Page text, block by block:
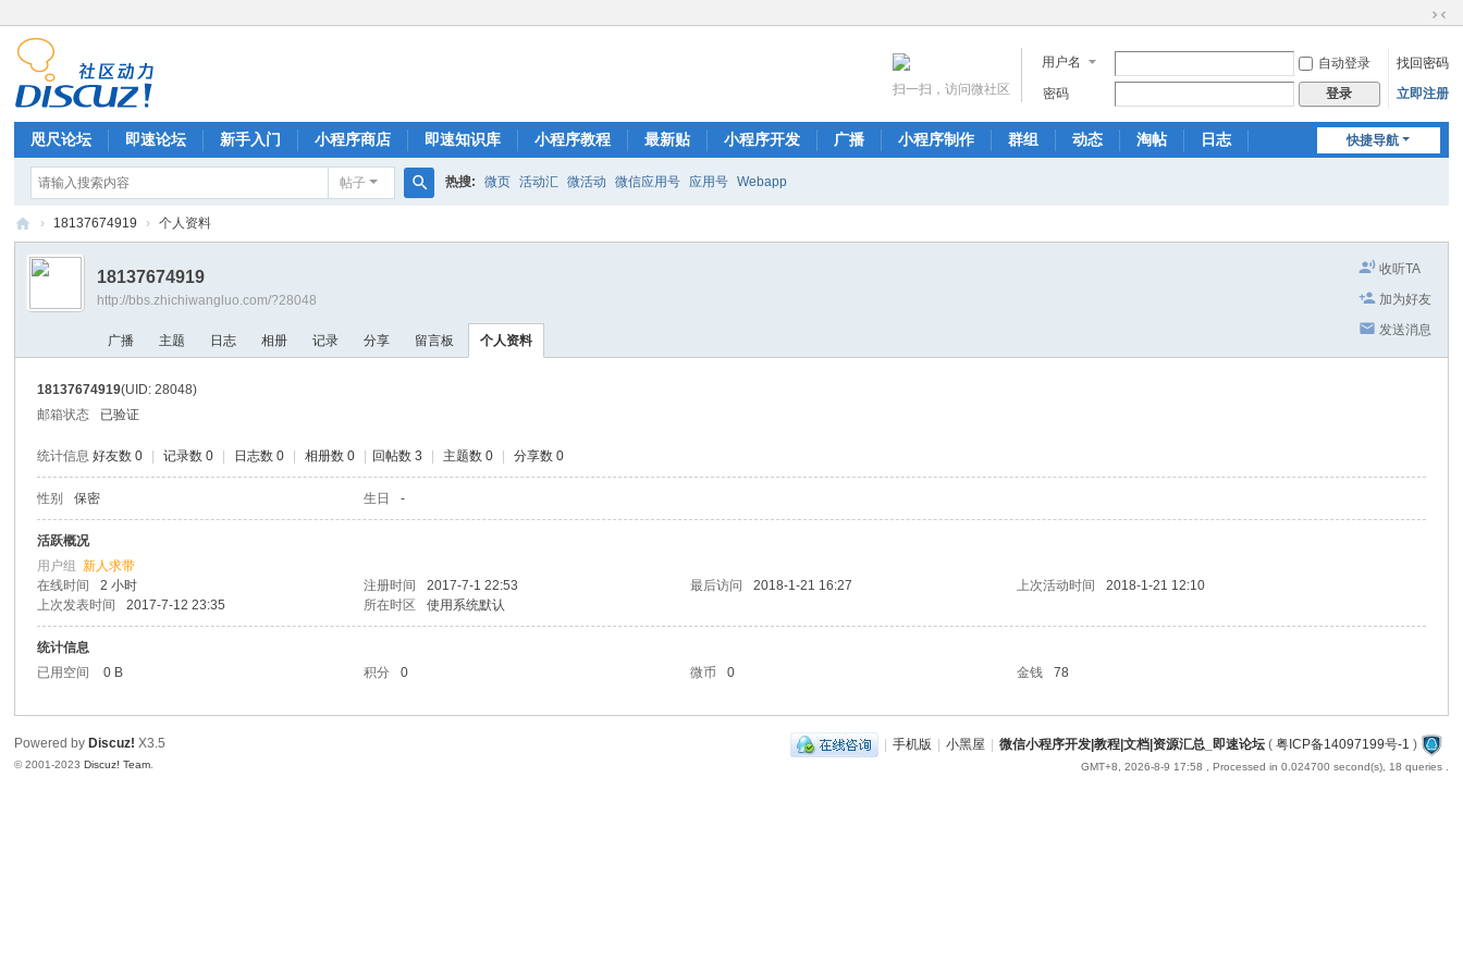
换
到
窄
用户名 自动登录
找回密码
密码
登录 立即注册
扫一扫，访问微社区
快捷导航
咫尺论坛 即速论坛 新手入门 小程序商店 即速知识库 小程序教程 最新贴 小程序开发 广播 小程序制作 群组 动态 淘帖
日志
帖子
索
热搜: 微页 活动汇 微活动 微信应用号 应用号 Webapp
微
小
汇
› 18137674919 › 个人资料
收听TA
加为好友
发送消息
18137674919
http://bbs.zhichiwangluo.com/?28048
广播 主题 日志 相册 记录 分享 留言板 个人资料
18137674919(UID: 28048)
邮箱状态
已验证
统计信息 好友数 0 记录数 0 日志数 0 相册数 0 回帖数 3 主题数 0 分享数 0
性别 保密 生日 -
活跃概况
用户组新人求带
在线时间
2 小时 注册时间 2017-7-1 22:53 最后访问 2018-1-21 16:27 上次活动时间
2018-1-21 12:10
上次发表时间
2017-7-12 23:35 所在时区 使用系统默认
统计信息
已用空间
0 B 积分 0 微币 0 金钱 78
| 手机版 | 小黑屋 | 微信小程序开发|教程|文档|资源汇总_即速论坛( 粤ICP备14097199号-1 )
GMT+8, 2026-8-9 17:58 , Processed in 0.024700 second(s), 18 queries .
Powered by Discuz! X3.5
© 2001-2023Discuz! Team